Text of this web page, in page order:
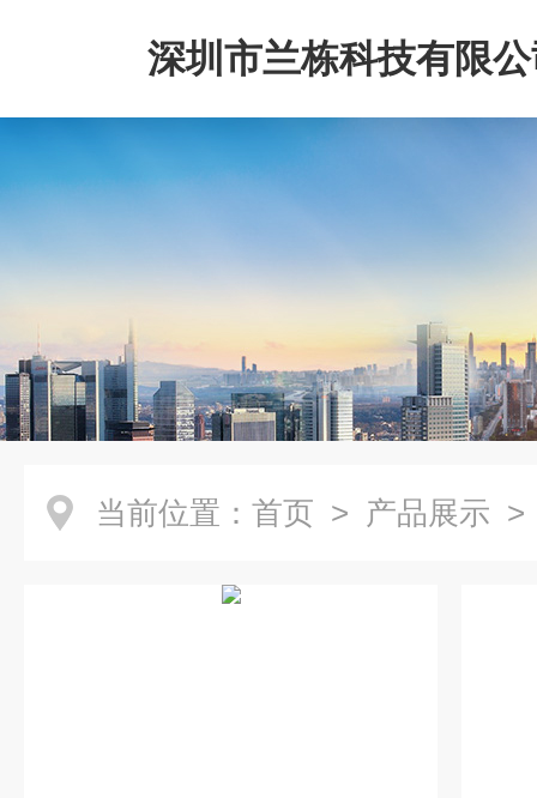
深圳市兰栋科技有限
当前位置： 首页 > 产品展示